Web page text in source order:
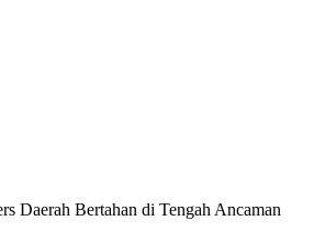
Daerah Bertahan di Tengah Ancaman